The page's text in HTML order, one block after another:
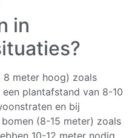
in
meter hoog) zoals
plantafstand van 8-10
en bij
(8-15 meter) zoals